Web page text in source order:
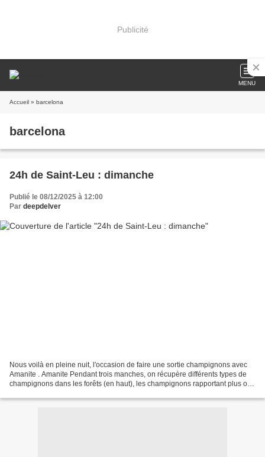
Publicité
MENU
Accueil » barcelona
barcelona
24h de Saint-Leu : dimanche
Publié le 08/12/2025 à 12:00
Par deepdelver
Nous voilà en pleine nuit, l'occasion de faire une sortie champignons avec
Amanite . Amanite Pendant trois manches, on récupère différents types de
champignons dans les forêts (en haut), les champignons rapportant plus ou